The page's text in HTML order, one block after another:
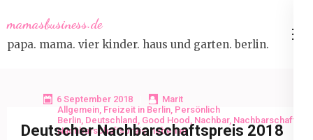
to
content
mamasbusiness.de
papa. mama. vier kinder. haus und garten. berlin.
6 September 2018
Marit
Allgemein, Freizeit in Berlin, Persönlich
Berlin, Deutschland , Good Hood , Nachbar, Nachbarschaft
Nachbarschaftspreis,nebenan
Deutscher Nachbarschaftspreis 2018